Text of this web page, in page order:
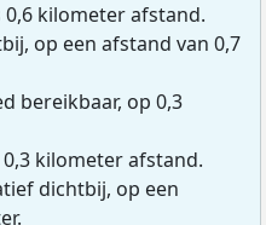
kilometer afstand.
op een afstand van 0,7
bereikbaar, op 0,3
kilometer afstand.
dichtbij, op een